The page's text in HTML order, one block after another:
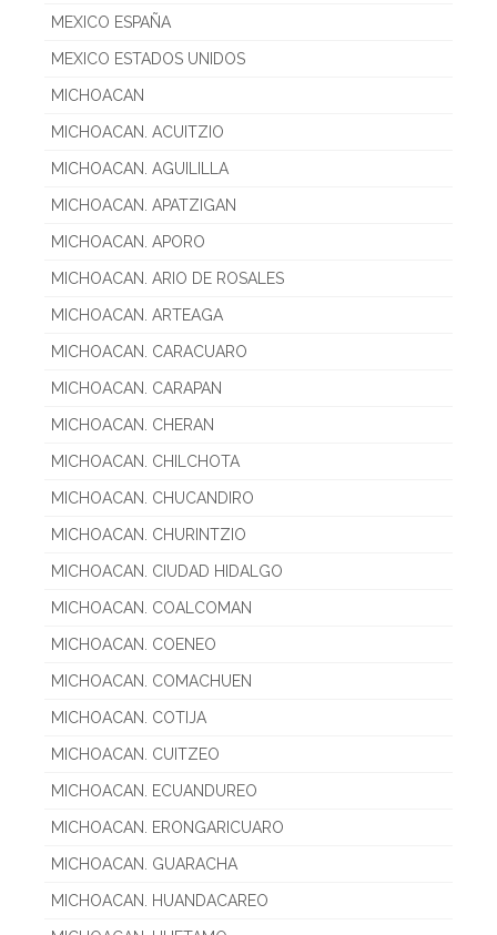
MEXICO ESPAÑA
MEXICO ESTADOS UNIDOS
MICHOACAN
MICHOACAN. ACUITZIO
MICHOACAN. AGUILILLA
MICHOACAN. APATZIGAN
MICHOACAN. APORO
MICHOACAN. ARIO DE ROSALES
MICHOACAN. ARTEAGA
MICHOACAN. CARACUARO
MICHOACAN. CARAPAN
MICHOACAN. CHERAN
MICHOACAN. CHILCHOTA
MICHOACAN. CHUCANDIRO
MICHOACAN. CHURINTZIO
MICHOACAN. CIUDAD HIDALGO
MICHOACAN. COALCOMAN
MICHOACAN. COENEO
MICHOACAN. COMACHUEN
MICHOACAN. COTIJA
MICHOACAN. CUITZEO
MICHOACAN. ECUANDUREO
MICHOACAN. ERONGARICUARO
MICHOACAN. GUARACHA
MICHOACAN. HUANDACAREO